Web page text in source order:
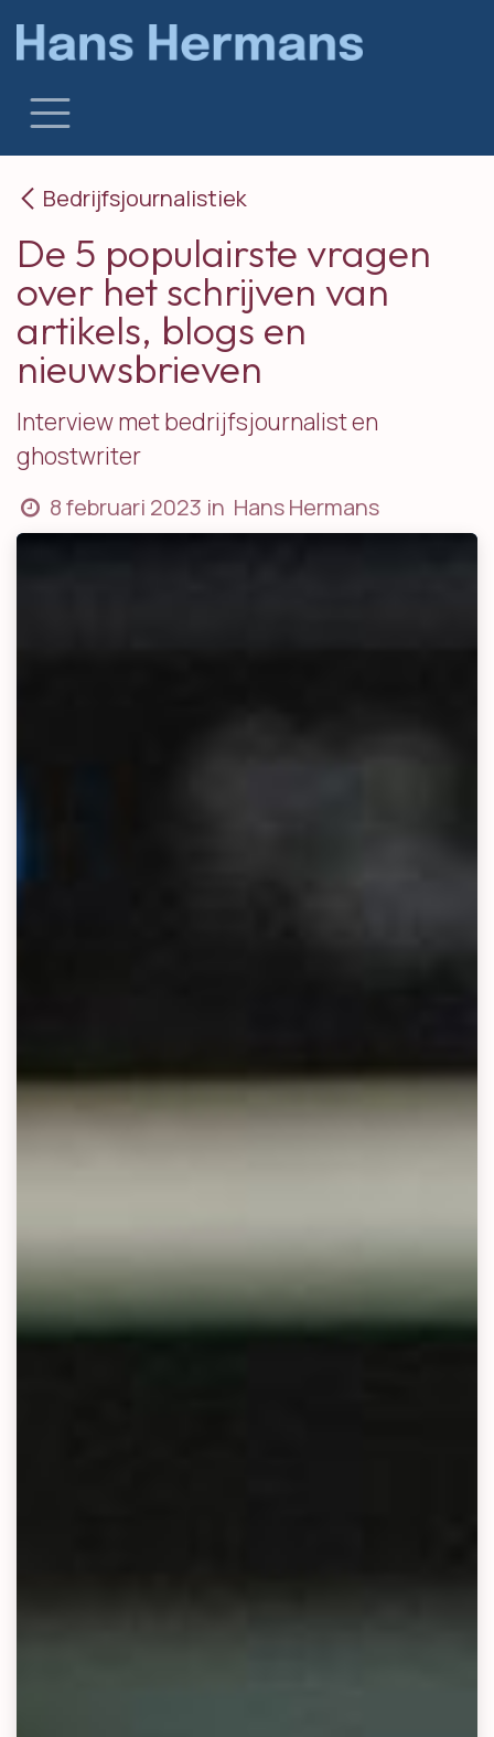
Bedrijfsjournalistiek
De 5 populairste vragen
over het schrijven van
artikels, blogs en
nieuwsbrieven
Interview met bedrijfsjournalist en
ghostwriter
8 februari 2023 in Hans Hermans